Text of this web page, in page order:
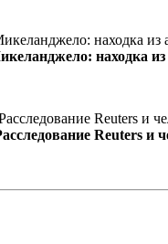
находка
Reuters и